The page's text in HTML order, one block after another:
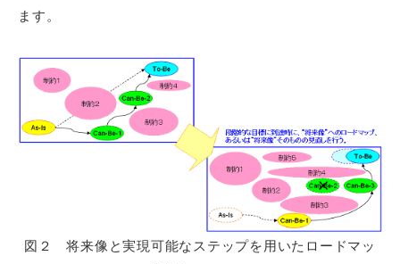
ます。
図２ 将来像と実現可能なステップを用いたロードマッ